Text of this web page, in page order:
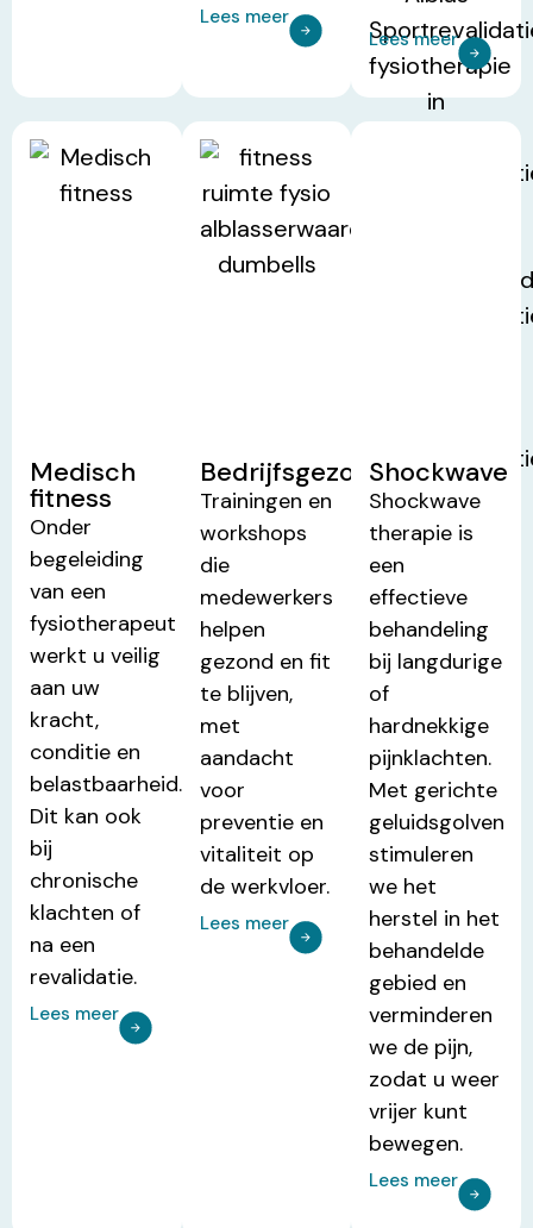
Lees meer
Lees meer
Medisch
fitness
Onder
begeleiding
van een
fysiotherapeut
werkt u veilig
aan uw
kracht,
conditie en
belastbaarheid.
Dit kan ook
bij
chronische
klachten of
na een
revalidatie.
Lees meer
Bedrijfsgezondheid
Trainingen en
workshops
die
medewerkers
helpen
gezond en fit
te blijven,
met
aandacht
voor
preventie en
vitaliteit op
de werkvloer.
Lees meer
Shockwave
Shockwave
therapie is
een
effectieve
behandeling
bij langdurige
of
hardnekkige
pijnklachten.
Met gerichte
geluidsgolven
stimuleren
we het
herstel in het
behandelde
gebied en
verminderen
we de pijn,
zodat u weer
vrijer kunt
bewegen.
Lees meer